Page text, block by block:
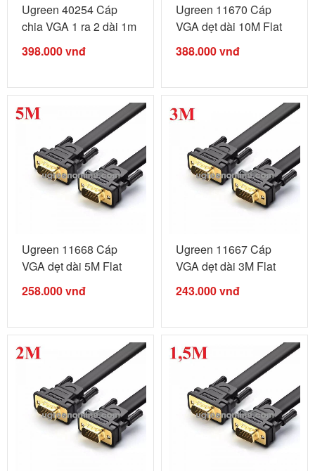
Ugreen 40254 Cáp
chia VGA 1 ra 2 dài 1m
VGA ...
398.000vnđ
Ugreen 11670 Cáp
VGA dẹt dài 10M Flat
VGA ...
388.000vnđ
Ugreen 11668 Cáp
VGA dẹt dài 5M Flat
VGA Male ...
258.000vnđ
Ugreen 11667 Cáp
VGA dẹt dài 3M Flat
VGA Male ...
243.000vnđ